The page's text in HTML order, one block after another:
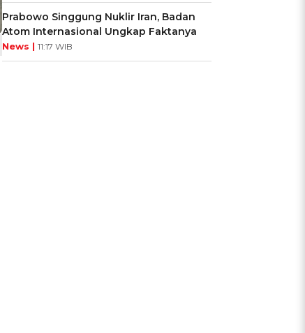
Prabowo Singgung Nuklir Iran, Badan
Atom Internasional Ungkap Faktanya
News | 11:17 WIB